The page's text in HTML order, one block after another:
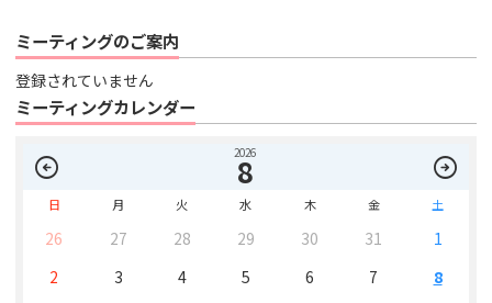
ミーティングのご案内
登録されていません
ミーティングカレンダー
arrow_circle_left 2026
8 arrow_circle_right
日 月 火 水 木 金 土
26 27 28 29 30 31
1
2
3 4 5 6 7
8